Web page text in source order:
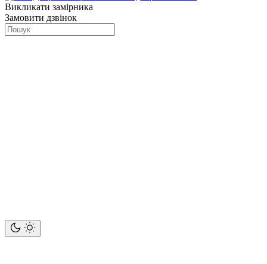
Викликати замірника
Замовити дзвінок